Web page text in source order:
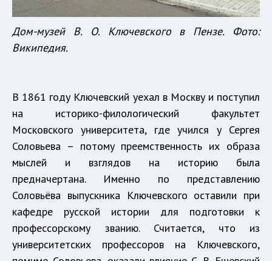
Дом-музей В. О. Ключевского в Пензе. Фото:
Википедия.
В 1861 году Ключевский уехал в Москву и поступил
на историко-филологический факультет
Московского университета, где учился у Сергея
Соловьева – потому преемственность их образа
мыслей и взглядов на историю была
предначертана. Именно по представлению
Соловьёва выпускника Ключевского оставили при
кафедре русской истории для подготовки к
профессорскому званию. Считается, что из
университетских профессоров на Ключевского,